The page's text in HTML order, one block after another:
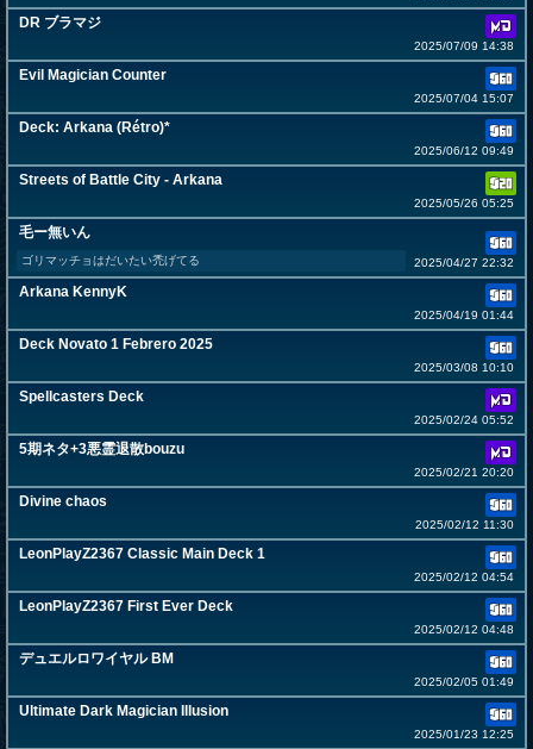
DR ブラマジ
2025/07/09 14:38
Evil Magician Counter
2025/07/04 15:07
Deck: Arkana (Rétro)*
2025/06/12 09:49
Streets of Battle City - Arkana
2025/05/26 05:25
毛ー無いん
ゴリマッチョはだいたい禿げてる 2025/04/27 22:32
Arkana KennyK
2025/04/19 01:44
Deck Novato 1 Febrero 2025
2025/03/08 10:10
Spellcasters Deck
2025/02/24 05:52
5期ネタ+3悪霊退散bouzu
2025/02/21 20:20
Divine chaos
2025/02/12 11:30
LeonPlayZ2367 Classic Main Deck 1
2025/02/12 04:54
LeonPlayZ2367 First Ever Deck
2025/02/12 04:48
デュエルロワイヤル BM
2025/02/05 01:49
Ultimate Dark Magician Illusion
2025/01/23 12:25